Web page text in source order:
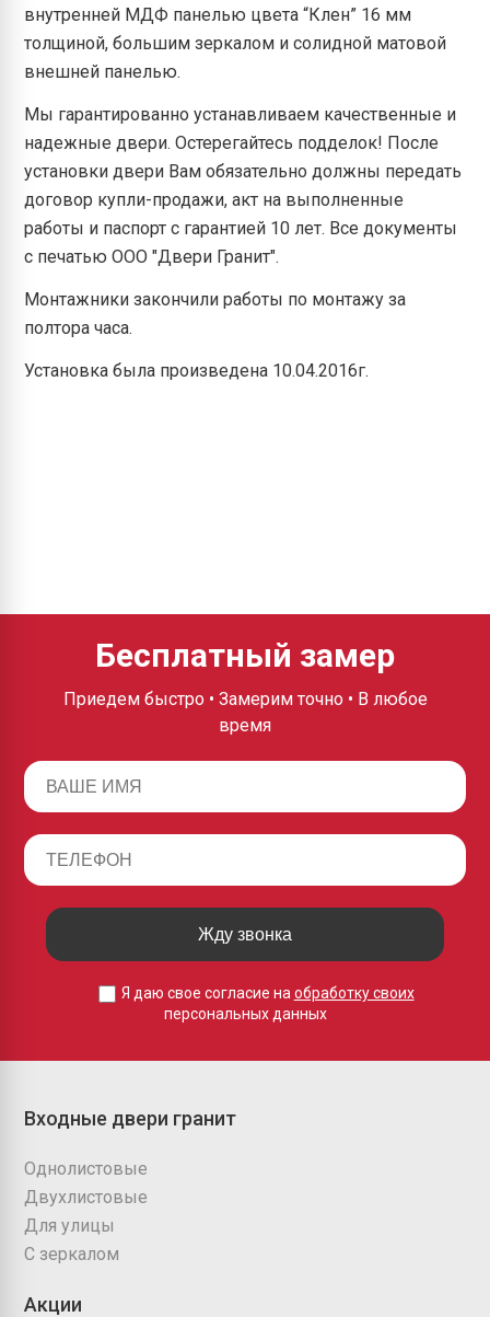
внутренней МДФ панелью цвета “Клен” 16 мм
толщиной, большим зеркалом и солидной матовой
внешней панелью.
Мы гарантированно устанавливаем качественные и
надежные двери. Остерегайтесь подделок! После
установки двери Вам обязательно должны передать
договор купли-продажи, акт на выполненные
работы и паспорт с гарантией 10 лет. Все документы
с печатью ООО "Двери Гранит".
Монтажники закончили работы по монтажу за
полтора часа.
Установка была произведена 10.04.2016г.
Бесплатный замер
Приедем быстро • Замерим точно • В любое
время
Жду звонка
Я даю свое согласие на обработку своих
персональных данных
Входные двери гранит
Однолистовые
Двухлистовые
Для улицы
С зеркалом
Акции